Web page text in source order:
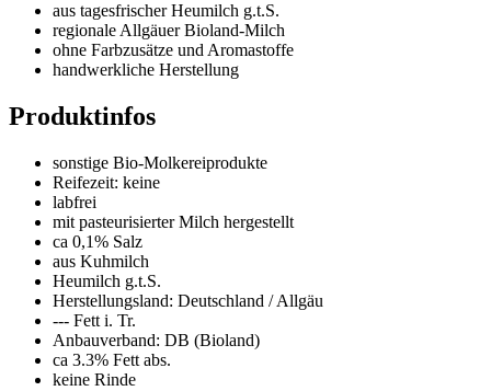
aus tagesfrischer Heumilch g.t.S.
regionale Allgäuer Bioland-Milch
ohne Farbzusätze und Aromastoffe
handwerkliche Herstellung
Produktinfos
sonstige Bio-Molkereiprodukte
Reifezeit: keine
labfrei
mit pasteurisierter Milch hergestellt
ca 0,1% Salz
aus Kuhmilch
Heumilch g.t.S.
Herstellungsland: Deutschland / Allgäu
--- Fett i. Tr.
Anbauverband: DB (Bioland)
ca 3.3% Fett abs.
keine Rinde